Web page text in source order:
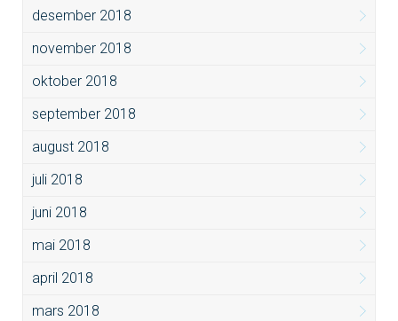
desember 2018
november 2018
oktober 2018
september 2018
august 2018
juli 2018
juni 2018
mai 2018
april 2018
mars 2018